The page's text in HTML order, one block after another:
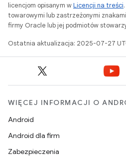
licencjom opisanym wLicencji na treści
towarowymi lub zastrzeżonymi
firmy Oracle lub jej podmiotów
Ostatnia aktualizacja: 2025-07-27
WIĘCEJ INFORMACJI O
Android
Android dla firm
Zabezpieczenia